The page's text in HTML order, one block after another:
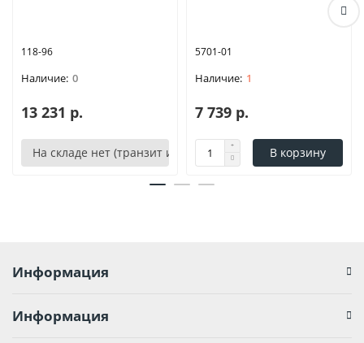
118-96
0
13 231 р.
На складе нет (транзит или аналог)
5701-01
1
7 739 р.
В корзину
Информация
Информация